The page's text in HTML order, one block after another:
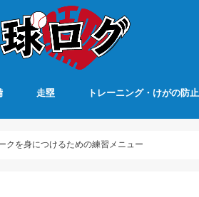
走塁 トレーニング・けがの防止
クを身につけるための練習メニュー